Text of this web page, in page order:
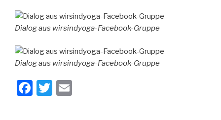
Dialog aus wirsindyoga-Facebook-Gruppe
Dialog aus wirsindyoga-Facebook-Gruppe
F
T